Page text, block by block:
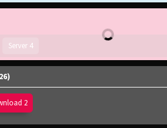
Server 4
2